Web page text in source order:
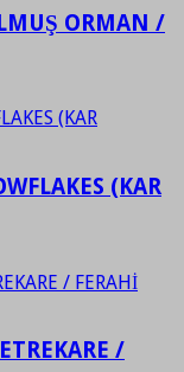
ORMAN /
(KAR
/